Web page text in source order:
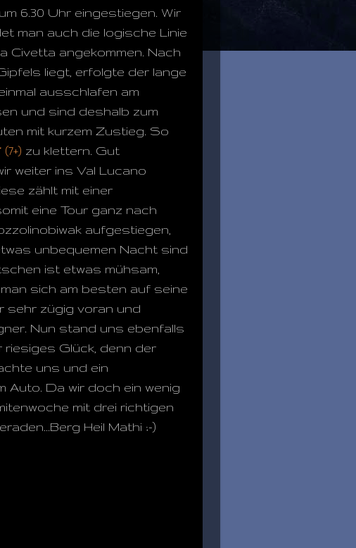
6.30 Uhr eingestiegen. Wir
man auch die logische Linie
Civetta angekommen. Nach
liegt, erfolgte der lange
ausschlafen am
und sind deshalb zum
mit kurzem Zustieg. So
(7+) zu klettern. Gut
weiter ins Val Lucano
zählt mit einer
eine Tour ganz nach
aufgestiegen,
unbequemen Nacht sind
ist etwas mühsam,
sich am besten auf seine
sehr zügig voran und
Nun stand uns ebenfalls
riesiges Glück, denn der
uns und ein
Auto. Da wir doch ein wenig
mit drei richtigen
Heil Mathi ;-)